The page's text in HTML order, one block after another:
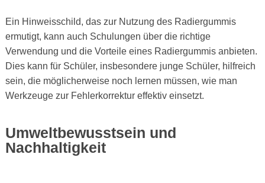
Ein Hinweisschild, das zur Nutzung des Radiergummis
ermutigt, kann auch Schulungen über die richtige
Verwendung und die Vorteile eines Radiergummis anbieten.
Dies kann für Schüler, insbesondere junge Schüler, hilfreich
sein, die möglicherweise noch lernen müssen, wie man
Werkzeuge zur Fehlerkorrektur effektiv einsetzt.
Umweltbewusstsein und
Nachhaltigkeit